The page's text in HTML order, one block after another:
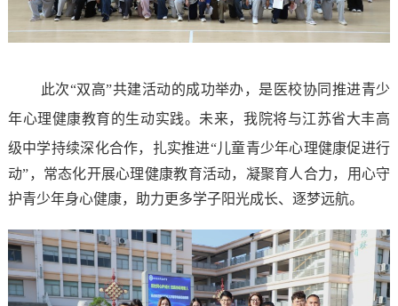
此次“双高”共建活动的成功举办，是医校协同推进青少
年心理健康教育的生动实践。未来，我院将与江苏省大丰高
级中学持续深化合作，扎实推进“儿童青少年心理健康促进行
动”，常态化开展心理健康教育活动，凝聚育人合力，用心守
护青少年身心健康，助力更多学子阳光成长、逐梦远航。